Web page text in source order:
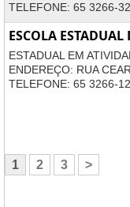
TELEFONE: 65 3266-
ESCOLA
ESTADUAL EM
ENDEREÇO: RUA
TELEFONE: 65 3266-
1 2 3 >